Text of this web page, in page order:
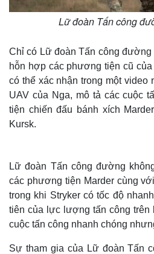
Lữ đoàn Tấn công
Chỉ có Lữ đoàn Tấn công đường
hỗn hợp các phương tiện cũ
có thể xác nhận trong một
UAV của Nga, mô tả các cuộc
tiện chiến đấu bánh xích
Kursk.
Lữ đoàn Tấn công đường
các phương tiện Marder cùng
trong khi Stryker có tốc độ
tiên của lực lượng tấn công trên
cuộc tấn công nhanh chóng
Sự tham gia của Lữ đoàn Tấn